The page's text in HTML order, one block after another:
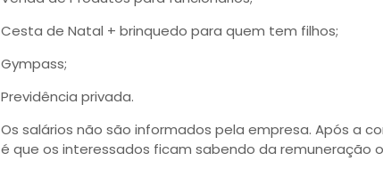
Cesta de Natal + brinquedo para quem tem filhos;
Gympass;
Previdência privada.
Os salários não são informados pela empresa. Após a
é que os interessados ficam sabendo da remuneração